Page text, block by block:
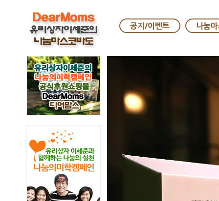
공지/이벤트 나눔